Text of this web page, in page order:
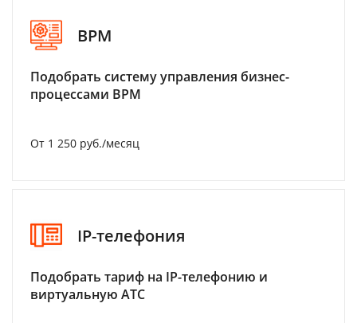
BPM
Подобрать систему управления бизнес-
процессами BPM
От 1 250 руб./месяц
IP-телефония
Подобрать тариф на IP-телефонию и
виртуальную АТС